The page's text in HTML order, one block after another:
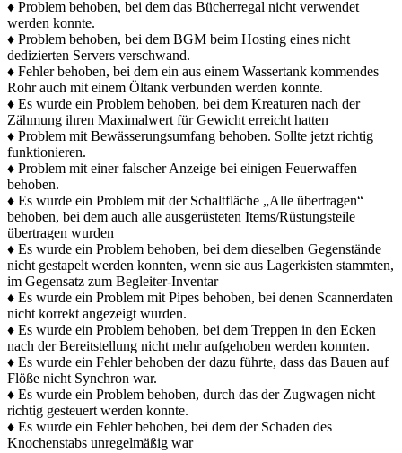
♦ Problem behoben, bei dem das Bücherregal nicht verwendet
werden konnte.
♦ Problem behoben, bei dem BGM beim Hosting eines nicht
dedizierten Servers verschwand.
♦ Fehler behoben, bei dem ein aus einem Wassertank kommendes
Rohr auch mit einem Öltank verbunden werden konnte.
♦ Es wurde ein Problem behoben, bei dem Kreaturen nach der
Zähmung ihren Maximalwert für Gewicht erreicht hatten
♦ Problem mit Bewässerungsumfang behoben. Sollte jetzt richtig
funktionieren.
♦ Problem mit einer falscher Anzeige bei einigen Feuerwaffen
behoben.
♦ Es wurde ein Problem mit der Schaltfläche „Alle übertragen“
behoben, bei dem auch alle ausgerüsteten Items/Rüstungsteile
übertragen wurden
♦ Es wurde ein Problem behoben, bei dem dieselben Gegenstände
nicht gestapelt werden konnten, wenn sie aus Lagerkisten stammten,
im Gegensatz zum Begleiter-Inventar
♦ Es wurde ein Problem mit Pipes behoben, bei denen Scannerdaten
nicht korrekt angezeigt wurden.
♦ Es wurde ein Problem behoben, bei dem Treppen in den Ecken
nach der Bereitstellung nicht mehr aufgehoben werden konnten.
♦ Es wurde ein Fehler behoben der dazu führte, dass das Bauen auf
Flöße nicht Synchron war.
♦ Es wurde ein Problem behoben, durch das der Zugwagen nicht
richtig gesteuert werden konnte.
♦ Es wurde ein Fehler behoben, bei dem der Schaden des
Knochenstabs unregelmäßig war